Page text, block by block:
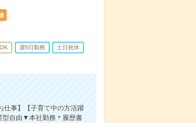
週5日勤務 土日祝休
仕事】【子育て中の方活躍
型自由▼本社勤務＊履歴書